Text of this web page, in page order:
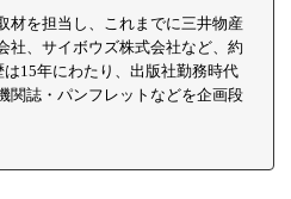
材を担当し、これまでに三井物産
社、サイボウズ株式会社など、約
15年にわたり、出版社勤務時代
関誌・パンフレットなどを企画段